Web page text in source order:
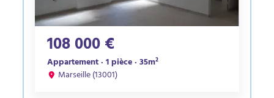
108 000 €
Appartement · 1 pièce · 35m²
Marseille (13001)